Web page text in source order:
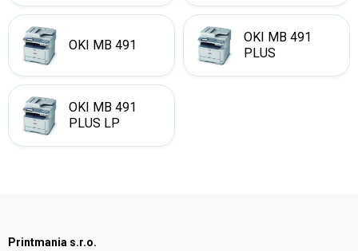
OKI MB 491
OKI MB 491
PLUS
OKI MB 491
PLUS LP
Printmania s.r.o.